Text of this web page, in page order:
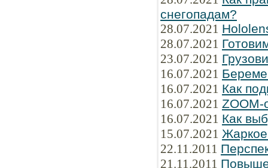
снегопадам?
28.07.2021
28.07.2021
23.07.2021
16.07.2021
16.07.2021 Как
16.07.2021 ZOOM-
16.07.2021 Как
15.07.2021
22.11.2011
21.11.2011